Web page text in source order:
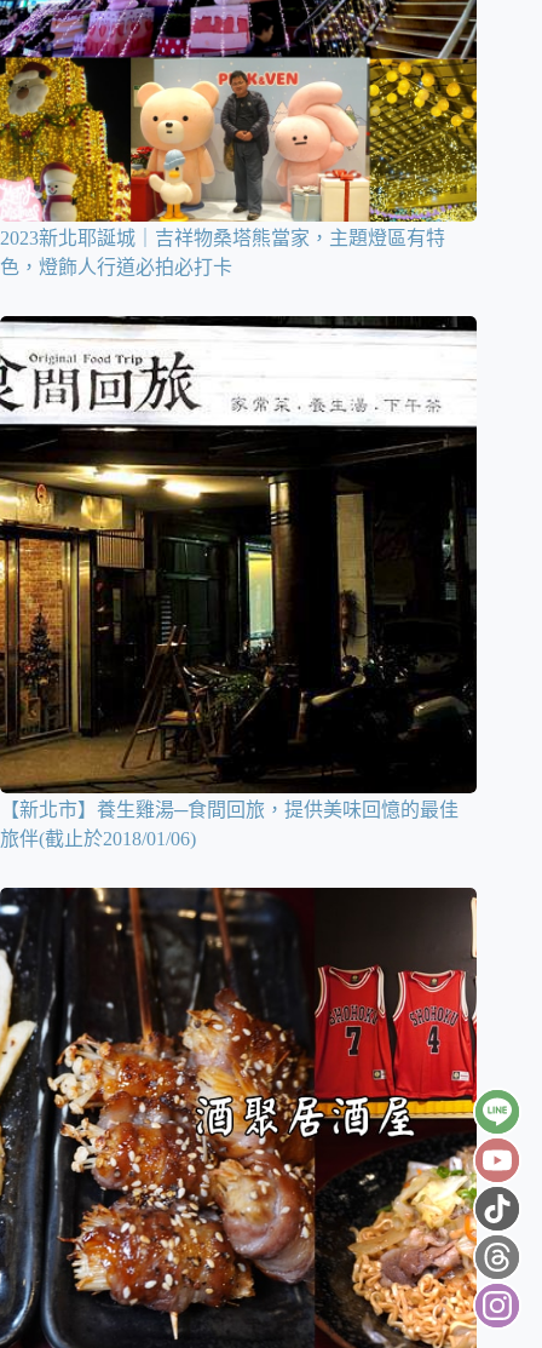
2023新北耶誕城｜吉祥物桑塔熊當家，主題燈區有特
色，燈飾人行道必拍必打卡
【新北市】養生雞湯─食間回旅，提供美味回憶的最佳
旅伴(截止於2018/01/06)